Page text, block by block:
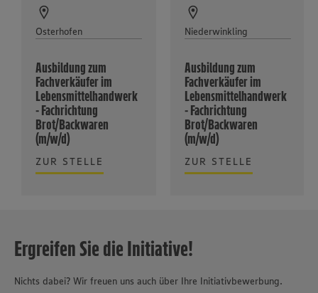
Osterhofen
Ausbildung zum
Fachverkäufer im
Lebensmittelhandwerk
- Fachrichtung
Brot/Backwaren
(m/w/d)
ZUR STELLE
Niederwinkling
Ausbildung zum
Fachverkäufer im
Lebensmittelhandwerk
- Fachrichtung
Brot/Backwaren
(m/w/d)
ZUR STELLE
Ergreifen Sie die Initiative!
Nichts dabei? Wir freuen uns auch über Ihre Initiativbewerbung.